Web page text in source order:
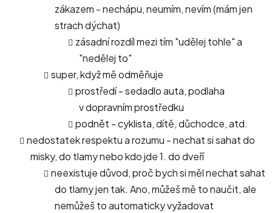
zákazem - nechápu, neumím, nevím (mám jen
strach dýchat)
zásadní rozdíl mezi tím "udělej tohle" a
"nedělej to"
super, když mě odměňuje
prostředí - sedadlo auta, podlaha
v dopravním prostředku
podnět - cyklista, dítě, důchodce, atd.
nedostatek respektu a rozumu - nechat si sahat do
misky, do tlamy nebo kdo jde 1. do dveří
neexistuje důvod, proč bych si měl nechat sahat
do tlamy jen tak. Ano, můžeš mě to naučit, ale
nemůžeš to automaticky vyžadovat